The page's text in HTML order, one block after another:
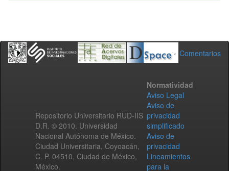
Comentarios
Repositorio Universitario RUD-IIS
D.R. © 2010. Universidad
Nacional Autónoma de México.
Ciudad Universitaria, Coyoacán,
C. P. 04510, Ciudad de México,
México.
Normatividad
Aviso Legal
Aviso de
privacidad
simplificado
Aviso de
privacidad
Lineamientos
para la